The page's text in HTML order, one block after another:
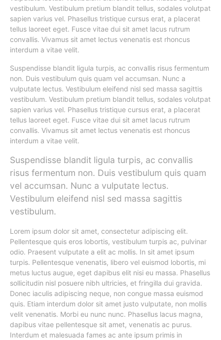
vestibulum. Vestibulum pretium blandit tellus, sodales volutpat
sapien varius vel. Phasellus tristique cursus erat, a placerat
tellus laoreet eget. Fusce vitae dui sit amet lacus rutrum
convallis. Vivamus sit amet lectus venenatis est rhoncus
interdum a vitae velit.
Suspendisse blandit ligula turpis, ac convallis risus fermentum
non. Duis vestibulum quis quam vel accumsan. Nunc a
vulputate lectus. Vestibulum eleifend nisl sed massa sagittis
vestibulum. Vestibulum pretium blandit tellus, sodales volutpat
sapien varius vel. Phasellus tristique cursus erat, a placerat
tellus laoreet eget. Fusce vitae dui sit amet lacus rutrum
convallis. Vivamus sit amet lectus venenatis est rhoncus
interdum a vitae velit.
Suspendisse blandit ligula turpis, ac convallis
risus fermentum non. Duis vestibulum quis quam
vel accumsan. Nunc a vulputate lectus.
Vestibulum eleifend nisl sed massa sagittis
vestibulum.
Lorem ipsum dolor sit amet, consectetur adipiscing elit.
Pellentesque quis eros lobortis, vestibulum turpis ac, pulvinar
odio. Praesent vulputate a elit ac mollis. In sit amet ipsum
turpis. Pellentesque venenatis, libero vel euismod lobortis, mi
metus luctus augue, eget dapibus elit nisi eu massa. Phasellus
sollicitudin nisl posuere nibh ultricies, et fringilla dui gravida.
Donec iaculis adipiscing neque, non congue massa euismod
quis. Etiam interdum dolor sit amet justo vulputate, non mollis
velit venenatis. Morbi eu nunc nunc. Phasellus lacus magna,
dapibus vitae pellentesque sit amet, venenatis ac purus.
Interdum et malesuada fames ac ante ipsum primis in